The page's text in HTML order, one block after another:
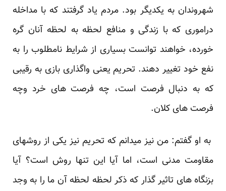
شهروندان به یکدیگر بود. مردم یاد گرفتند که با مداخله
دراموری که با زندگی و منافع لحظه به لحظه آنان گره
خورده، خواهند توانست بسیاری از شرایط نامطلوب را به
نفع خود تغییر دهند. تحریم یعنی واگذاری بازی به رقیبی
که به دنبال فرصت است، چه فرصت های خرد وچه
فرصت های کلان.
به او گفتم: من نیز میدانم که تحریم نیز یکی از روشهای
مقاومت مدنی است، اما آیا این تنها روش است؟ آیا
بزنگاه های تاثیر گذار که ذکر لحظه لحظه آن ما را به وجد